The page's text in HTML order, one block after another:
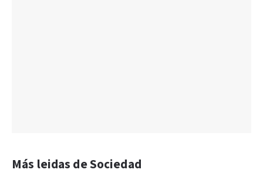
Más leidas de Sociedad